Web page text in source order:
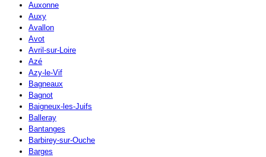
Auxonne
Auxy
Avallon
Avot
Avril-sur-Loire
Azé
Azy-le-Vif
Bagneaux
Bagnot
Baigneux-les-Juifs
Balleray
Bantanges
Barbirey-sur-Ouche
Barges